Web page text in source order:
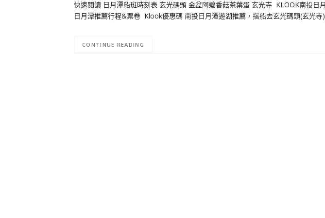
快速閱讀 日月潭船班時刻表 玄光碼頭 金盆阿嬤香菇茶葉蛋 玄光寺 KLOOK南投日
日月潭推薦行程&票卷 Klook優惠碼 南投日月潭遊湖推薦，搭船去玄光碼頭(玄光
CONTINUE READING